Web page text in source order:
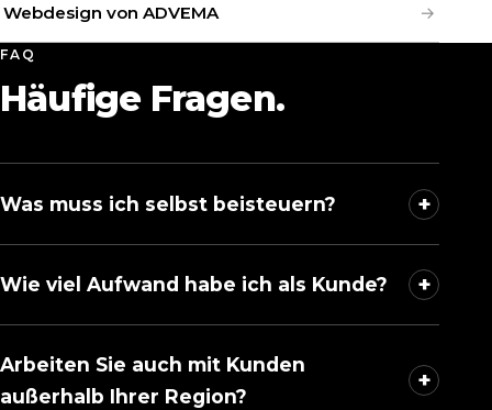
Webdesign von ADVEMA
FAQ
Häufige Fragen.
Was muss ich selbst beisteuern? +
Wie viel Aufwand habe ich als Kunde? +
Arbeiten Sie auch mit Kunden
außerhalb Ihrer Region?
+